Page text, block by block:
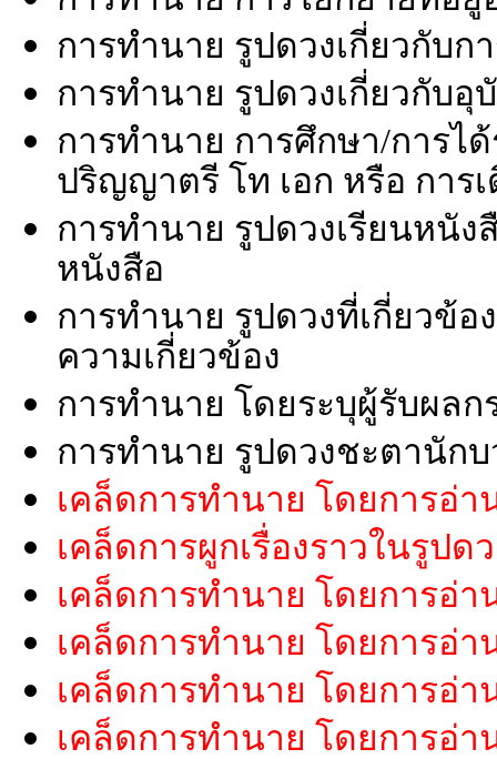
การทำนาย รูปดวงเกี่ยวกับก
การทำนาย รูปดวงเกี่ยวกับอุ
การทำนาย การศึกษา/การไ
ปริญญาตรี โท เอก หรือ การ
การทำนาย รูปดวงเรียนหนัง
หนังสือ
การทำนาย รูปดวงที่เกี่ยวข้อ
ความเกี่ยวข้อง
การทำนาย โดยระบุผู้รับผลก
การทำนาย รูปดวงชะตานัก
เคล็ดการทำนาย โดยการอ่
เคล็ดการผูกเรื่องราวในรูปด
เคล็ดการทำนาย โดยการอ่
เคล็ดการทำนาย โดยการอ่
เคล็ดการทำนาย โดยการอ่
เคล็ดการทำนาย โดยการอ่